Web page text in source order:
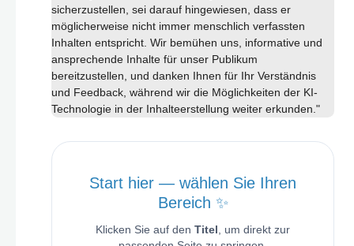
sicherzustellen, sei darauf hingewiesen, dass er
möglicherweise nicht immer menschlich verfassten
Inhalten entspricht. Wir bemühen uns, informative und
ansprechende Inhalte für unser Publikum
bereitzustellen, und danken Ihnen für Ihr Verständnis
und Feedback, während wir die Möglichkeiten der KI-
Technologie in der Inhalteerstellung weiter erkunden."
Start hier — wählen Sie Ihren
Bereich ✨
Klicken Sie auf den Titel , um direkt zur